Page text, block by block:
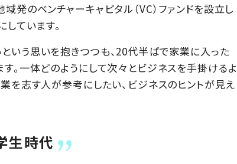
発のベンチャーキャピタル（VC）ファンドを設立し
ています。
いう思いを抱きつつも、20代半ばで家業に入った
。一体どのようにして次々とビジネスを手掛けるよ
を志す人が参考にしたい、ビジネスのヒントが見え
生時代